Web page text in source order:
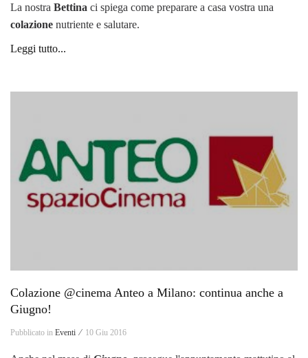
La nostra Bettina ci spiega come preparare a casa vostra una
colazione nutriente e salutare.
Leggi tutto...
Colazione @cinema Anteo a Milano: continua anche a
Giugno!
Pubblicato in Eventi ⁄ 10 Giu 2016